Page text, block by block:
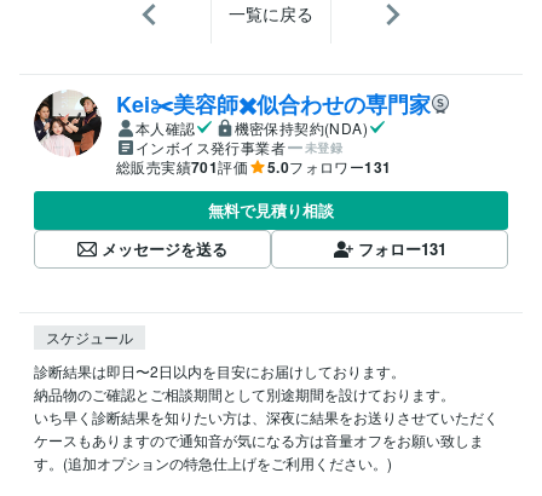
一覧に戻る
Kei✂️美容師✖️似合わせの専門家
本人確認
機密保持契約(NDA)
インボイス発行事業者
未登録
総販売実績701評価 5.0フォロワー131
無料で見積り相談
メッセージを送る
フォロー131
スケジュール
診断結果は即日〜2日以内を目安にお届けしております。
納品物のご確認とご相談期間として別途期間を設けております。
いち早く診断結果を知りたい方は、深夜に結果をお送りさせていただく
ケースもありますので通知音が気になる方は音量オフをお願い致しま
す。(追加オプションの特急仕上げをご利用ください。)